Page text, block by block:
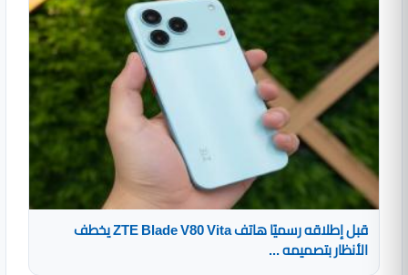
قبل إطلاقه رسميًا هاتف ZTE Blade V80 Vita يخطف
الأنظار بتصميمه ...